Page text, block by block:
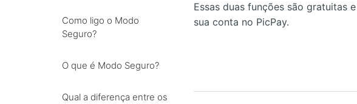
Como ligo o Modo
Seguro?
O que é Modo Seguro?
Qual a diferença entre os
Essas duas funções são gratuitas
sua conta no PicPay.